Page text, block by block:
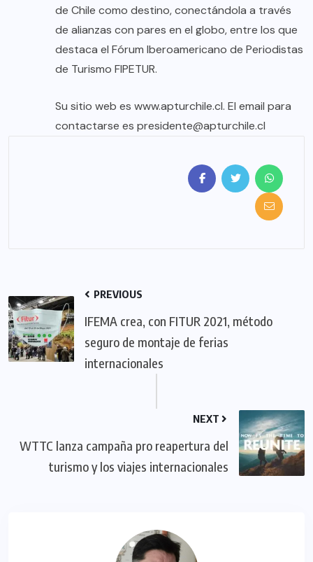
de Chile como destino, conectándola a través
de alianzas con pares en el globo, entre los que
destaca el Fórum Iberoamericano de Periodistas
de Turismo FIPETUR.
Su sitio web es www.apturchile.cl. El email para
contactarse es presidente@apturchile.cl
PREVIOUS
IFEMA crea, con FITUR 2021, método
seguro de montaje de ferias
internacionales
NEXT
WTTC lanza campaña pro reapertura del
turismo y los viajes internacionales